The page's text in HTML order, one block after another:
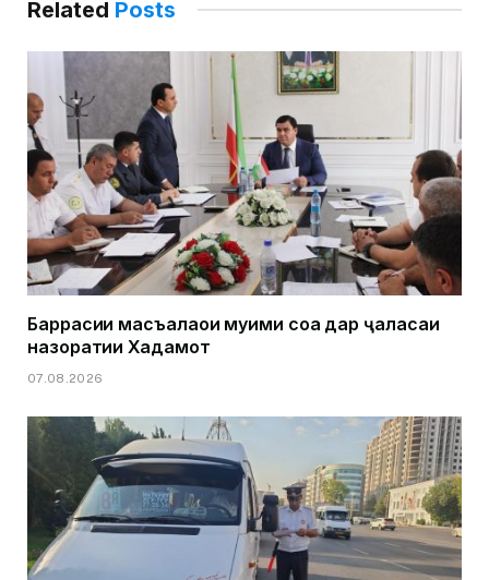
Related Posts
Баррасии масъалаҳои муҳими соҳа дар ҷаласаи
назоратии Хадамот
07.08.2026